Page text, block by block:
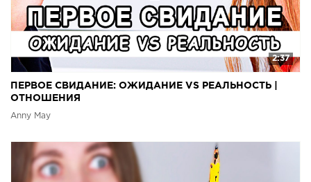
2:37
ПЕРВОЕ СВИДАНИЕ: ОЖИДАНИЕ VS РЕАЛЬНОСТЬ |
ОТНОШЕНИЯ
Anny May